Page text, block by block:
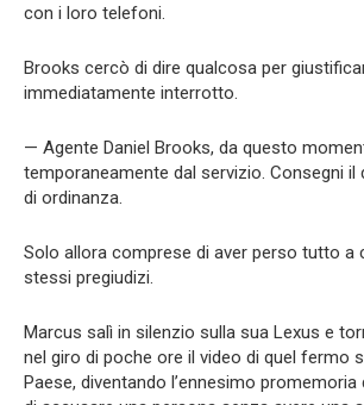
con i loro telefoni.
Brooks cercò di dire qualcosa per
immediatamente interrotto.
— Agente Daniel Brooks, da questo
temporaneamente dal servizio. Consegni il
di ordinanza.
Solo allora comprese di aver perso tutto a
stessi pregiudizi.
Marcus salì in silenzio sulla sua Lexus e
nel giro di poche ore il video di quel fermo
Paese, diventando l’ennesimo